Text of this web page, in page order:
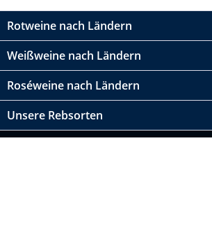
Rotweine nach Ländern
Weißweine nach Ländern
Roséweine nach Ländern
Unsere Rebsorten